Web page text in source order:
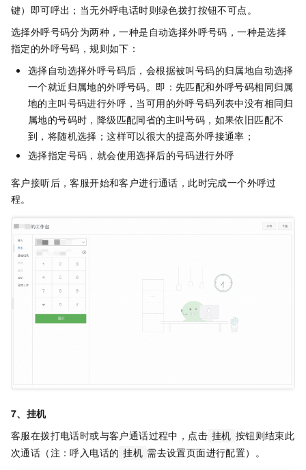
键）即可呼出；当无外呼电话时则绿色拨打按钮不可点。
选择外呼号码分为两种，一种是自动选择外呼号码，一种是选择
指定的外呼号码，规则如下：
选择自动选择外呼号码后，会根据被叫号码的归属地自动选择
一个就近归属地的外呼号码。即：先匹配和外呼号码相同归属
地的主叫号码进行外呼，当可用的外呼号码列表中没有相同归
属地的号码时，降级匹配同省的主叫号码，如果依旧匹配不
到，将随机选择；这样可以很大的提高外呼接通率；
选择指定号码，就会使用选择后的号码进行外呼
客户接听后，客服开始和客户进行通话，此时完成一个外呼过
程。
7、挂机
客服在拨打电话时或与客户通话过程中，点击 挂机 按钮则结束此
次通话（注：呼入电话的 挂机 需去设置页面进行配置）。